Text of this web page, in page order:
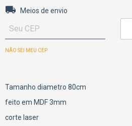
Entregas para o CEP:
Meios de envio
NÃO SEI MEU CEP
Tamanho diametro 80cm
feito em MDF 3mm
corte laser